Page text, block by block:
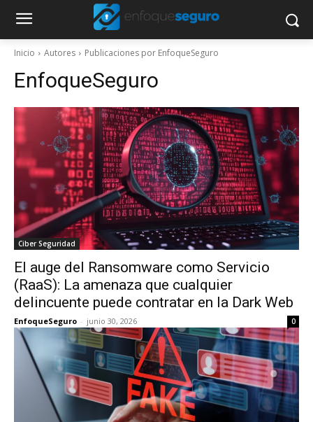
Inicio Autores Publicaciones por EnfoqueSeguro
EnfoqueSeguro
Ciber Seguridad
El auge del Ransomware como Servicio
(RaaS): La amenaza que cualquier
delincuente puede contratar en la Dark Web
EnfoqueSeguro - junio 30, 2026 0